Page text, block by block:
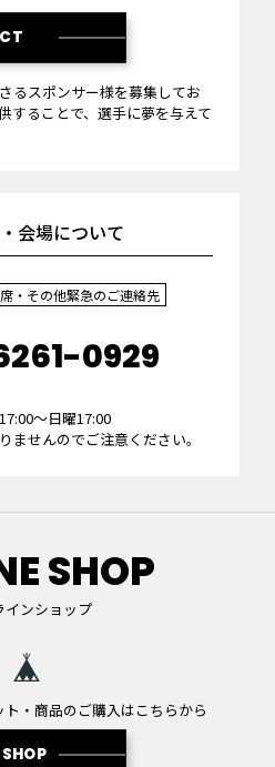
るスポンサー様を募集してお
することで、選手に夢を与えて
会場について
・その他緊急のご連絡先
0929
～日曜17:00
せんのでご注意ください。
SHOP
インショップ
・商品のご購入はこちらから